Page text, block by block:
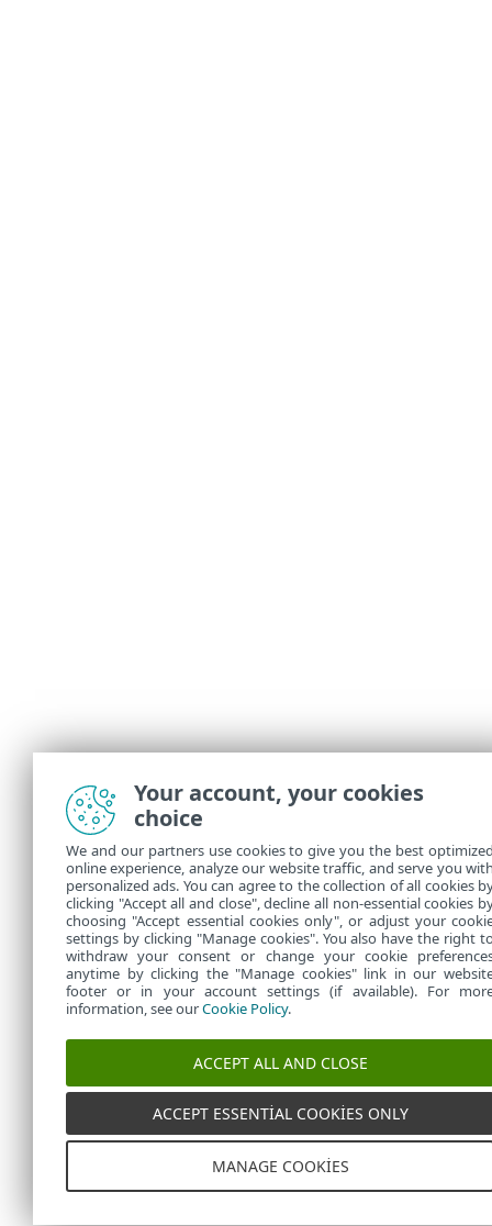
Your account, your cookies
choice
We and our partners use cookies to give you the best
online experience, analyze our website traffic, and serve you
personalized ads. You can agree to the collection of all cookies
clicking "Accept all and close", decline all non-essential cookies
choosing "Accept essential cookies only", or adjust your
settings by clicking "Manage cookies". You also have the right
withdraw your consent or change your cookie
anytime by clicking the "Manage cookies" link in our
footer or in your account settings (if available). For
information, see ourCookie Policy.
ACCEPT ALL AND CLOSE
ACCEPT ESSENTIAL COOKIES ONLY
MANAGE COOKIES